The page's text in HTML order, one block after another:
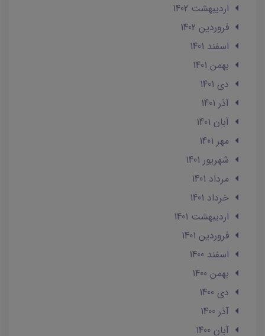
ارديبهشت 1402
فروردین 1402
اسفند 1401
بهمن 1401
دی 1401
آذر 1401
آبان 1401
مهر 1401
شهریور 1401
مرداد 1401
خرداد 1401
ارديبهشت 1401
فروردین 1401
اسفند 1400
بهمن 1400
دی 1400
آذر 1400
آبان 1400